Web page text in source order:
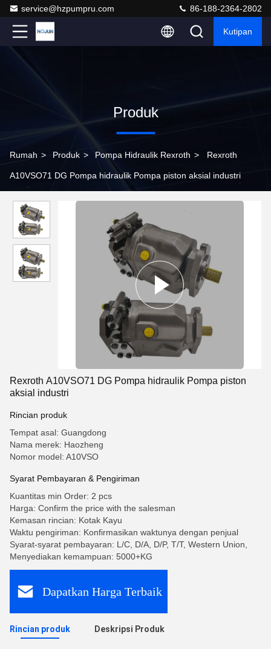
service@hzpumpru.com 86-188-2364-2802
Kutipan
Produk
Rumah > Produk > Pompa Hidraulik Rexroth > Rexroth
A10VSO71 DG Pompa hidraulik Pompa piston aksial industri
Rexroth A10VSO71 DG Pompa hidraulik Pompa piston
aksial industri
Rincian produk
Tempat asal: Guangdong
Nama merek: Haozheng
Nomor model: A10VSO
Syarat Pembayaran & Pengiriman
Kuantitas min Order: 2 pcs
Harga: Confirm the price with the salesman
Kemasan rincian: Kotak Kayu
Waktu pengiriman: Konfirmasikan waktunya dengan penjual
Syarat-syarat pembayaran: L/C, D/A, D/P, T/T, Western Union,
Menyediakan kemampuan: 5000+KG
Dapatkan Harga Terbaik
Rincian produk Deskripsi Produk